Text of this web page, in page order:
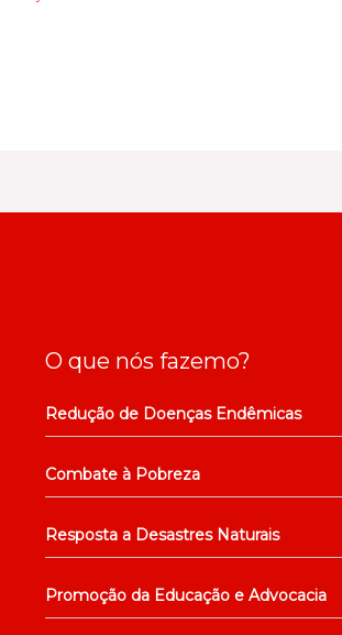
O que nós fazemo?
Redução de Doenças Endêmicas
Combate à Pobreza
Resposta a Desastres Naturais
Promoção da Educação e Advocacia